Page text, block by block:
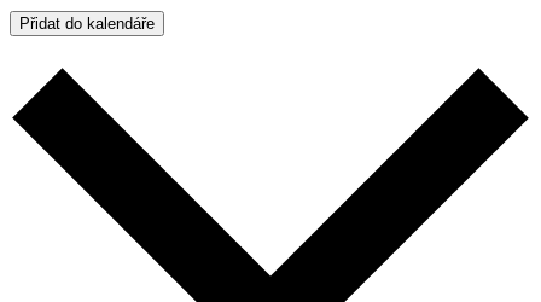
Přidat do kalendáře